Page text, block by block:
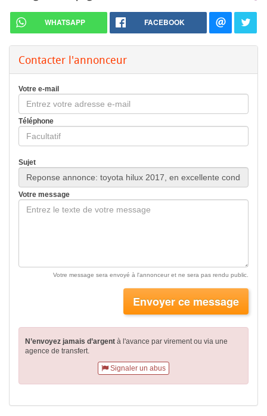
WHATSAPP FACEBOOK
Contacter l'annonceur
Votre e-mail
Téléphone
Sujet
Votre message
Votre message sera envoyé à l'annonceur et ne sera pas rendu public.
Envoyer ce message
N’envoyez jamais d’argent à l'avance par virementou via une
agence de transfert.
Signaler un abus